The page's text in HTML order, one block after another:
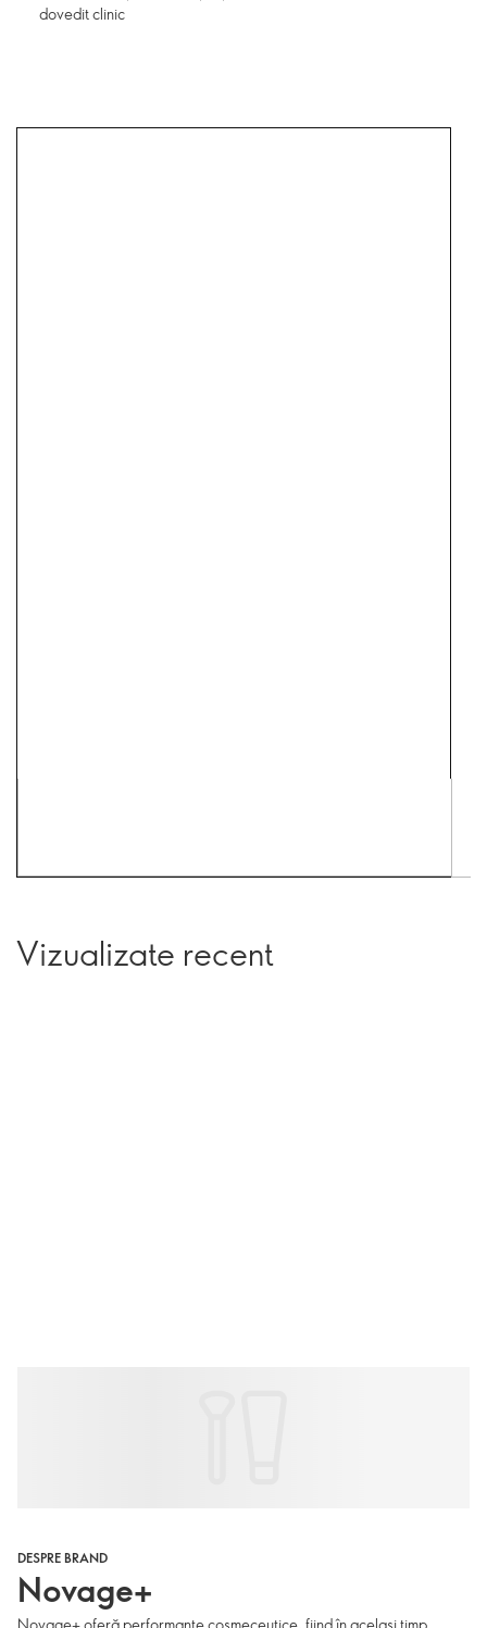
dovedit clinic
Vizualizate recent
DESPRE BRAND
Novage+